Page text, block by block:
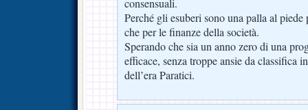
consensuali.
Perché gli esuberi sono una palla al
che per le finanze della società.
Sperando che sia un anno zero di una
efficace, senza troppe ansie da classifica
dell’era Paratici.